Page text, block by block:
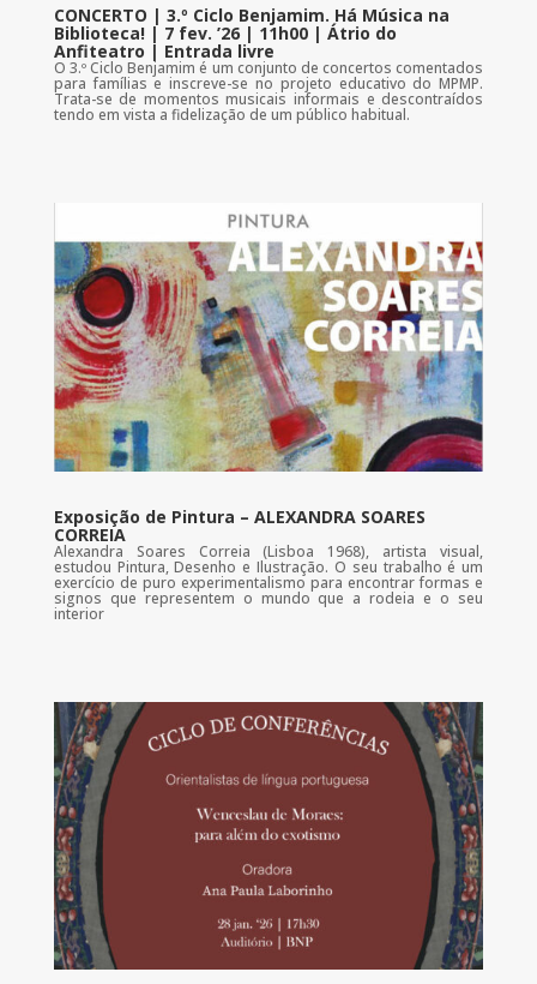
CONCERTO | 3.º Ciclo Benjamim. Há Música na
Biblioteca! | 7 fev. ’26 | 11h00 | Átrio do
Anfiteatro | Entrada livre
O 3.º Ciclo Benjamim é um conjunto de concertos comentados
para famílias e inscreve-se no projeto educativo do MPMP.
Trata-se de momentos musicais informais e descontraídos
tendo em vista a fidelização de um público habitual.
Exposição de Pintura – ALEXANDRA SOARES
CORREIA
Alexandra Soares Correia (Lisboa 1968), artista visual,
estudou Pintura, Desenho e Ilustração. O seu trabalho é um
exercício de puro experimentalismo para encontrar formas e
signos que representem o mundo que a rodeia e o seu
interior